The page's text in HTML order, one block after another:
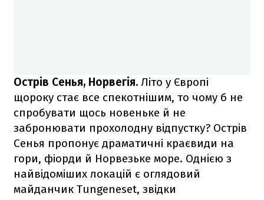
Острів Сенья, Норвегія. Літо у Європі
щороку стає все спекотнішим, то чому б не
спробувати щось новеньке й не
забронювати прохолодну відпустку? Острів
Сенья пропонує драматичні краєвиди на
гори, фіорди й Норвезьке море. Однією з
найвідоміших локацій є оглядовий
майданчик Tungeneset, звідки